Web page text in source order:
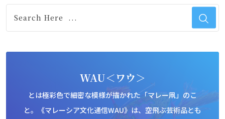
WAU＜ワウ＞
とは極彩色で細密な模様が描かれた「マレー凧」のこ
と。《マレーシア文化通信WAU》は、空飛ぶ芸術品とも